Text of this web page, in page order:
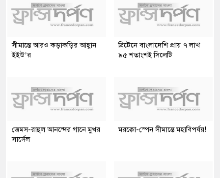
সীমান্তে আরও কড়াকড়ির আহ্বান
ইইউ’র
ব্রিটেনে বাংলাদেশি প্রায় ৭ লাখ
৯৫ শতাংশই সিলেটি
জেমস-রাহুল আনন্দের গানে মুখর
সার্সেল
মরক্কো-স্পেন সীমান্তে মহাবিপর্যয়!